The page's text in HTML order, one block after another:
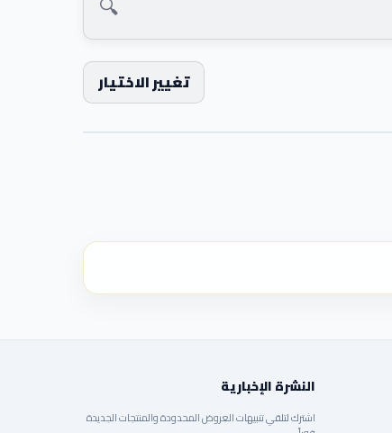
تغيير الاختيار
النشرة الإخبارية
اشترك لتلقي تنبيهات العروض المحدودة والمنتجات الجديدة